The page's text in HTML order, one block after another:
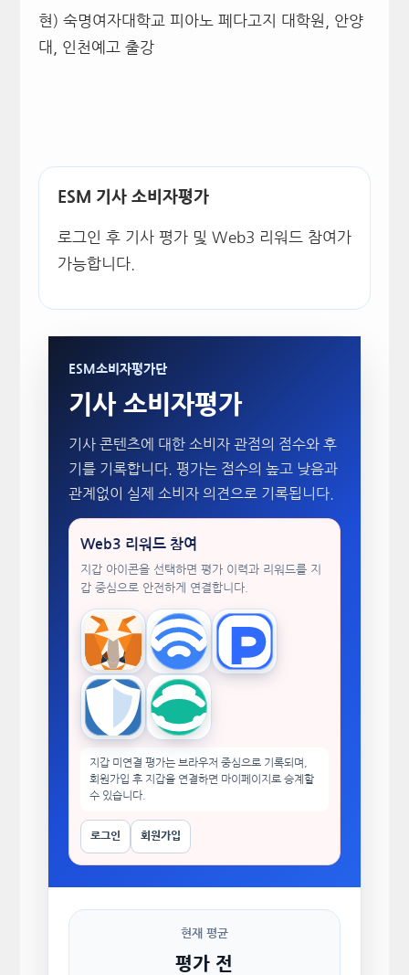
현) 숙명여자대학교 피아노 페다고지 대학원, 안양
대, 인천예고 출강
ESM 기사 소비자평가
로그인 후 기사 평가 및 Web3 리워드 참여가
가능합니다.
ESM소비자평가단
기사 소비자평가
기사 콘텐츠에 대한 소비자 관점의 점수와 후
기를 기록합니다. 평가는 점수의 높고 낮음과
관계없이 실제 소비자 의견으로 기록됩니다.
Web3 리워드 참여
지갑 아이콘을 선택하면 평가 이력과 리워드를 지
갑 중심으로 안전하게 연결합니다.
MetaMask WalletConnectTokenPocket
Trust Wallet imToken
지갑 미연결 평가는 브라우저 중심으로 기록되며,
회원가입 후 지갑을 연결하면 마이페이지로 승계할
수 있습니다.
로그인 회원가입
현재 평균
평가 전